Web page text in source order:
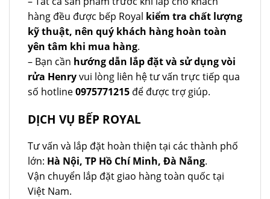
hàng đều được bếp Royal kiểm tra chất lượng
kỹ thuật, nên quý khách hàng hoàn toàn
yên tâm khi mua hàng.
– Bạn cần hướng dẫn lắp đặt và sử dụng vòi
rửa Henryvui lòng liên hệ tư vấn trực tiếp qua
số hotline0975771215 để được trợ giúp.
DỊCH VỤ BẾP ROYAL
Tư vấn và lắp đặt hoàn thiện tại các thành phố
lớn: Hà Nội, TP Hồ Chí Minh, Đà Nẵng.
Vận chuyển lắp đặt giao hàng toàn quốc tại
Việt Nam.